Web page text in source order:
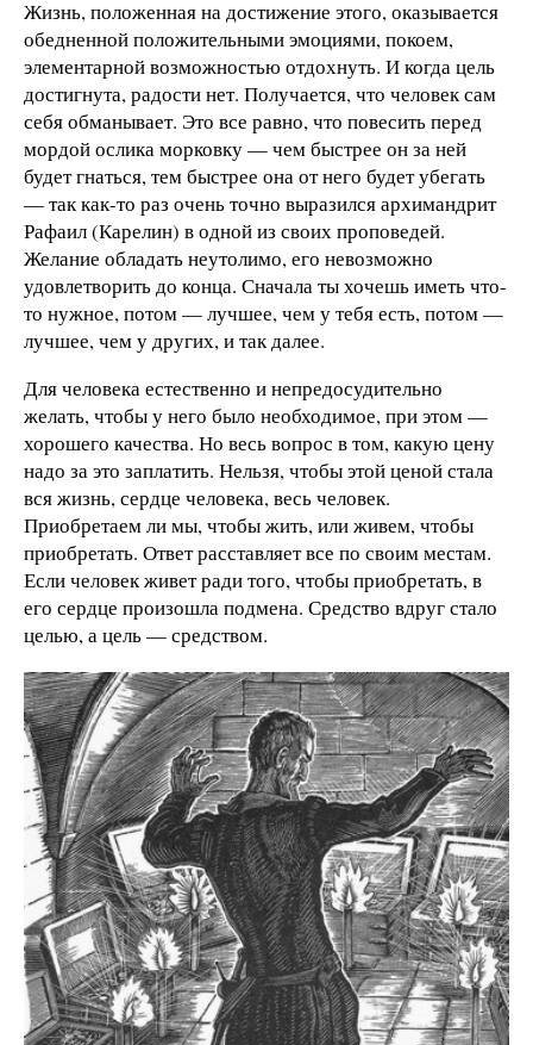
Жизнь, положенная на достижение этого, оказывается
обедненной положительными эмоциями, покоем,
элементарной возможностью отдохнуть. И когда цель
достигнута, радости нет. Получается, что человек сам
себя обманывает. Это все равно, что повесить перед
мордой ослика морковку — чем быстрее он за ней
будет гнаться, тем быстрее она от него будет убегать
— так как-то раз очень точно выразился архимандрит
Рафаил (Карелин) в одной из своих проповедей.
Желание обладать неутолимо, его невозможно
удовлетворить до конца. Сначала ты хочешь иметь что-
то нужное, потом — лучшее, чем у тебя есть, потом —
лучшее, чем у других, и так далее.
Для человека естественно и непредосудительно
желать, чтобы у него было необходимое, при этом —
хорошего качества. Но весь вопрос в том, какую цену
надо за это заплатить. Нельзя, чтобы этой ценой стала
вся жизнь, сердце человека, весь человек.
Приобретаем ли мы, чтобы жить, или живем, чтобы
приобретать. Ответ расставляет все по своим местам.
Если человек живет ради того, чтобы приобретать, в
его сердце произошла подмена. Средство вдруг стало
целью, а цель — средством.